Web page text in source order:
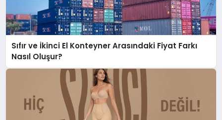
Sıfır ve İkinci El Konteyner Arasındaki Fiyat Farkı
Nasıl Oluşur?